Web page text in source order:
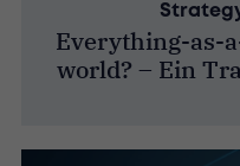
Everything-as-
world? – Ein